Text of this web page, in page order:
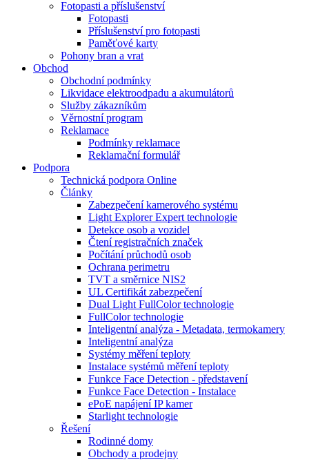
Fotopasti a příslušenství
Fotopasti
Příslušenství pro fotopasti
Paměťové karty
Pohony bran a vrat
Obchod
Obchodní podmínky
Likvidace elektroodpadu a akumulátorů
Služby zákazníkům
Věrnostní program
Reklamace
Podmínky reklamace
Reklamační formulář
Podpora
Technická podpora Online
Články
Zabezpečení kamerového systému
Light Explorer Expert technologie
Detekce osob a vozidel
Čtení registračních značek
Počítání průchodů osob
Ochrana perimetru
TVT a směrnice NIS2
UL Certifikát zabezpečení
Dual Light FullColor technologie
FullColor technologie
Inteligentní analýza - Metadata, termokamery
Inteligentní analýza
Systémy měření teploty
Instalace systémů měření teploty
Funkce Face Detection - představení
Funkce Face Detection - Instalace
ePoE napájení IP kamer
Starlight technologie
Řešení
Rodinné domy
Obchody a prodejny